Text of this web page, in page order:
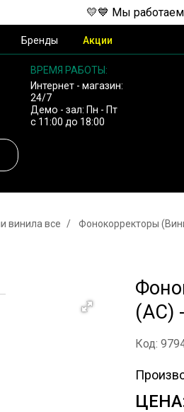
💛💙 Мы
Бренды Акции
ВРЕМЯ РАБОТЫ:
Интернет - магазин:
24/7
Демо - зал: Пн - Пт
с 11:00 до 18:00
винила все Фонокорректоры
(AC)
Код: